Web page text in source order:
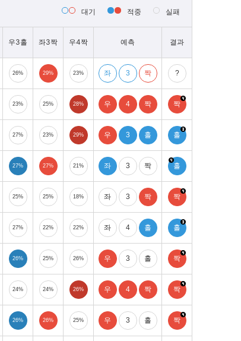
대기 적중 실패
우3홀 좌3짝 우4짝 예측 결과
26% 29% 23% 좌 3 짝 ?
23% 25% 28% 우 4 짝 짝
27% 23% 29% 우 3 홀 홀
27% 27% 21% 좌 3 짝 홀
25% 25% 18% 좌 3 짝 짝
27% 22% 22% 좌 4 홀 홀
26% 25% 26% 우 3 홀 짝
24% 24% 26% 우 4 짝 짝
26% 26% 25% 우 3 홀 짝